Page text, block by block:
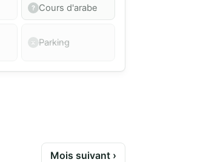
Cours d'arabe
Parking
Mois suivant ›